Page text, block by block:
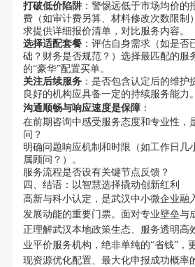
打破低价陷阱：警惕远低于市场均价的
费（如审计费另算、材料修改次数限制
求提供详细报价清单，对比服务内容。
选择适配套餐：评估自身需求（如是否
础？财务是否规范？）选择最匹配的服
的“豪华”配置买单。
关注后续服务：是否包含认定后的维护
良好的机构应具备一定的持续服务能力。
沟通顺畅与响应速度是保障：
在前期咨询中感受服务态度和专业性，
问？
明确问题响应机制和时限（如工作日几
属顾问？）。
服务流程是否设有关键节点反馈？
四、结语：以智慧选择撬动创新红利
高新与科小认定，是武汉中小微企业融
发展动能的重要门票。面对专业壁垒与
正理解武汉本地政策生态、服务透明高
业平价服务机构，绝非单纯的“省钱”，
现资源优化配置、最大化申报成功概率